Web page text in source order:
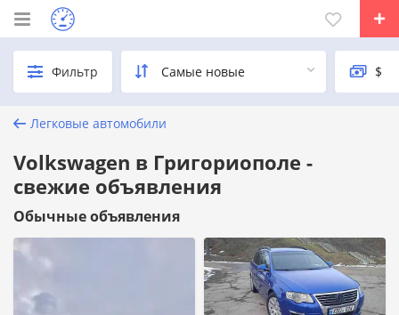
Фильтр
Легковые автомобили
Volkswagen в Григориополе -
свежие объявления
Обычные объявления